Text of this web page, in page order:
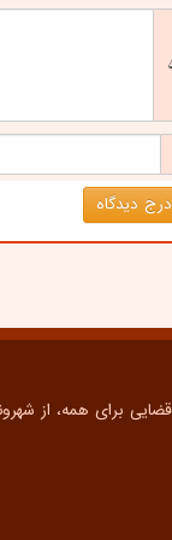
درج دیدگاه